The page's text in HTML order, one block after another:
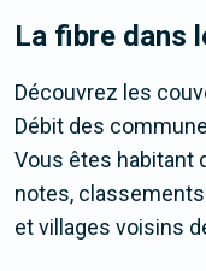
La fibre dans
Découvrez les
Débit des
Vous êtes habitant
notes,
et villages voisins